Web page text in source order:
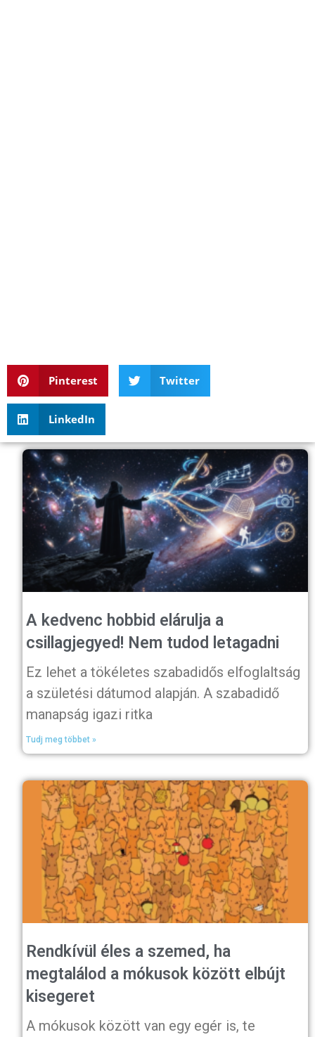
Pinterest Twitter
LinkedIn
A kedvenc hobbid elárulja a
csillagjegyed! Nem tudod letagadni
Ez lehet a tökéletes szabadidős elfoglaltság
a születési dátumod alapján. A szabadidő
manapság igazi ritka
Tudj meg többet »
Rendkívül éles a szemed, ha
megtalálod a mókusok között elbújt
kisegeret
A mókusok között van egy egér is, te